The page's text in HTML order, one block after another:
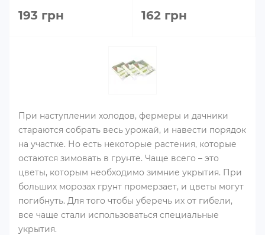
193 грн 162 грн
При наступлении холодов, фермеры и дачники
стараются собрать весь урожай, и навести порядок
на участке. Но есть некоторые растения, которые
остаются зимовать в грунте. Чаще всего – это
цветы, которым необходимо зимние укрытия. При
больших морозах грунт промерзает, и цветы могут
погибнуть. Для того чтобы уберечь их от гибели,
все чаще стали использоваться специальные
укрытия.